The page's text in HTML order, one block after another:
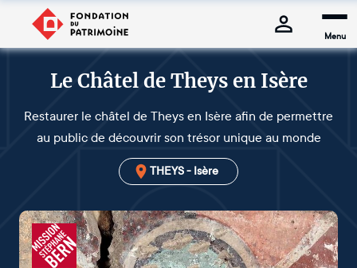
Menu
Le Châtel de Theys en Isère
Restaurer le châtel de Theys en Isère afin de permettre
au public de découvrir son trésor unique au monde
THEYS - Isère